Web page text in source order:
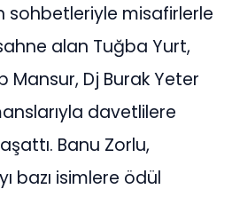
sohbetleriyle misafirlerle
alan Tuğba Yurt,
Mansur, Dj Burak Yeter
davetlilere
Banu Zorlu,
bazı isimlere ödül